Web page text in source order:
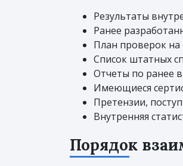
Результаты
Ранее
План проверок на
Список штатных
Отчеты по ранее
Имеющиеся
Претензии,
Внутренняя
Порядок